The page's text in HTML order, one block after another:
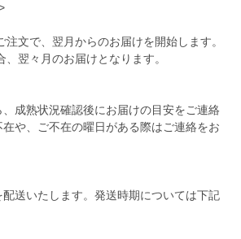
文で、翌月からのお届けを開始します。
翌々月のお届けとなります。
成熟状況確認後にお届けの目安をご連絡
や、ご不在の曜日がある際はご連絡をお
送いたします。発送時期については下記